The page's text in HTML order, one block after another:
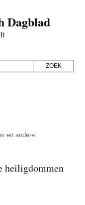
Dagblad
en andere
heiligdommen